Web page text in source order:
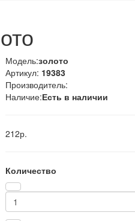
Модель:золото
Артикул: 19383
Производитель:
Наличие:Есть в наличии
212р.
Количество